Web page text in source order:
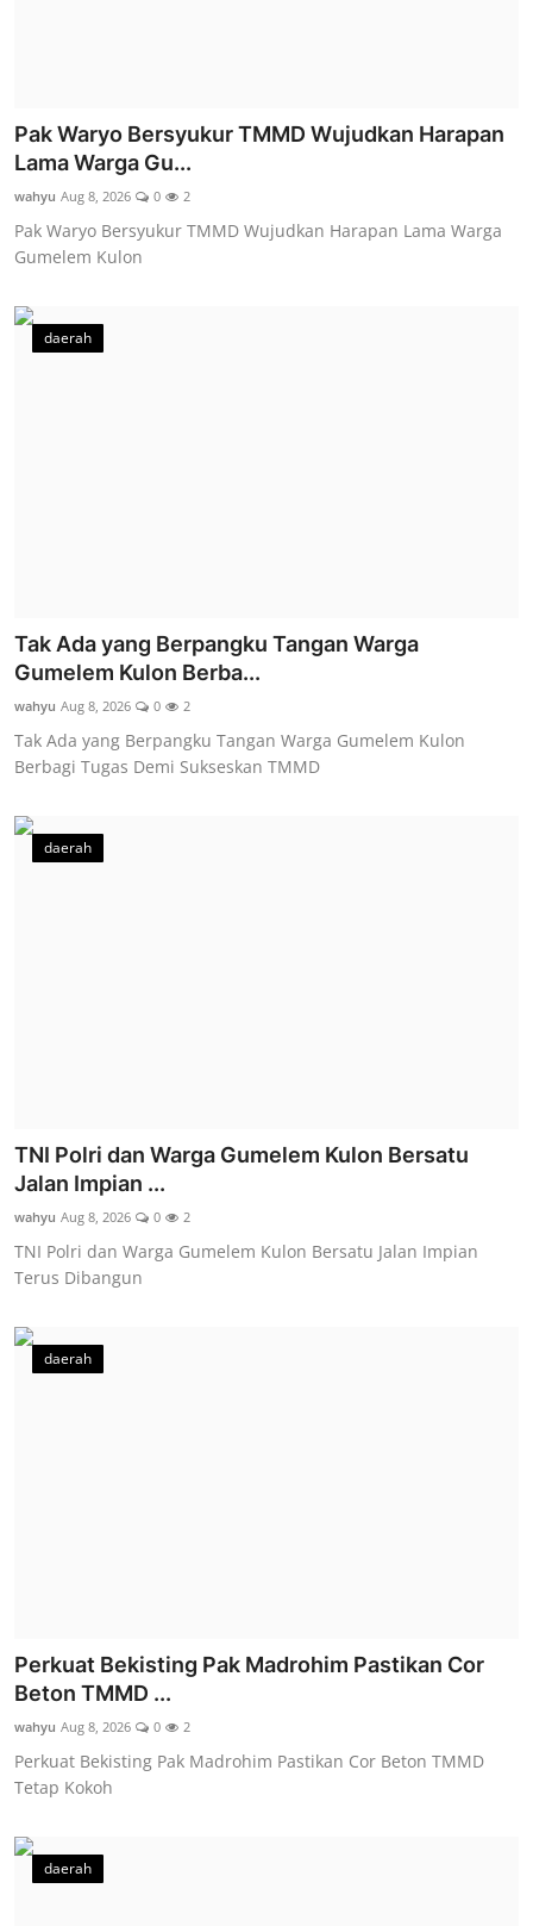
Pak Waryo Bersyukur TMMD Wujudkan Harapan
Lama Warga Gu...
wahyu Aug 8, 2026 0 2
Pak Waryo Bersyukur TMMD Wujudkan Harapan Lama Warga
Gumelem Kulon
daerah
Tak Ada yang Berpangku Tangan Warga
Gumelem Kulon Berba...
wahyu Aug 8, 2026 0 2
Tak Ada yang Berpangku Tangan Warga Gumelem Kulon
Berbagi Tugas Demi Sukseskan TMMD
daerah
TNI Polri dan Warga Gumelem Kulon Bersatu
Jalan Impian ...
wahyu Aug 8, 2026 0 2
TNI Polri dan Warga Gumelem Kulon Bersatu Jalan Impian
Terus Dibangun
daerah
Perkuat Bekisting Pak Madrohim Pastikan Cor
Beton TMMD ...
wahyu Aug 8, 2026 0 2
Perkuat Bekisting Pak Madrohim Pastikan Cor Beton TMMD
Tetap Kokoh
daerah